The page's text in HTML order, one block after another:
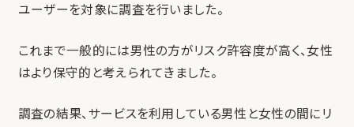
ユーザーを対象に調査を行いました。
これまで一般的には男性の方がリスク許容度が高く、女性
はより保守的と考えられてきました。
調査の結果、サービスを利用している男性と女性の間にリ